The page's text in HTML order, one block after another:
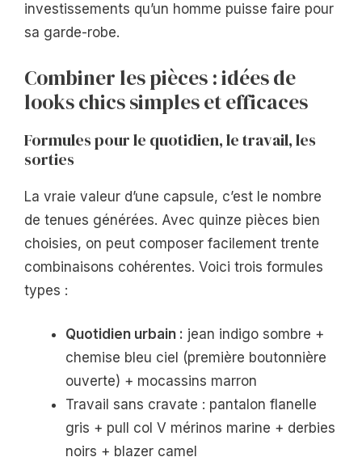
investissements qu’un homme puisse faire pour
sa garde-robe.
Combiner les pièces : idées de
looks chics simples et efficaces
Formules pour le quotidien, le travail, les
sorties
La vraie valeur d’une capsule, c’est le nombre
de tenues générées. Avec quinze pièces bien
choisies, on peut composer facilement trente
combinaisons cohérentes. Voici trois formules
types :
Quotidien urbain : jean indigo sombre +
chemise bleu ciel (première boutonnière
ouverte) + mocassins marron
Travail sans cravate : pantalon flanelle
gris + pull col V mérinos marine + derbies
noirs + blazer camel